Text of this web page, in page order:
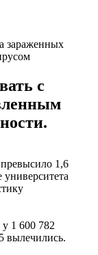
с
1,6
1 600 782
вылечились.